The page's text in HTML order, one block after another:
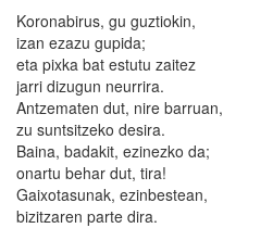
Koronabirus, gu guztiokin,
izan ezazu gupida;
eta pixka bat estutu zaitez
jarri dizugun neurrira.
Antzematen dut, nire barruan,
zu suntsitzeko desira.
Baina, badakit, ezinezko da;
onartu behar dut, tira!
Gaixotasunak, ezinbestean,
bizitzaren parte dira.